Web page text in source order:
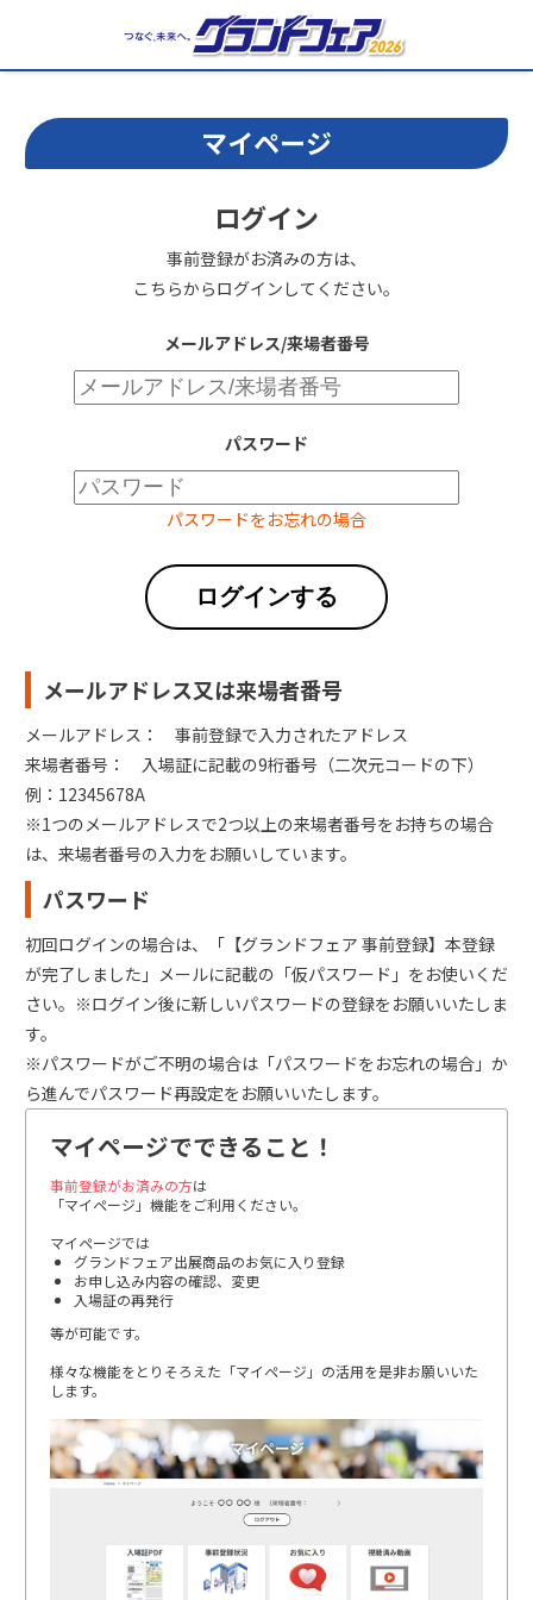
マイページ
ログイン
事前登録がお済みの方は、
こちらからログインしてください。
メールアドレス/来場者番号
パスワード
パスワードをお忘れの場合
ログインする
メールアドレス又は来場者番号
メールアドレス： 事前登録で入力されたアドレス
来場者番号： 入場証に記載の9桁番号（二次元コードの下）
例：12345678A
※1つのメールアドレスで2つ以上の来場者番号をお持ちの場合
は、来場者番号の入力をお願いしています。
パスワード
初回ログインの場合は、「【グランドフェア 事前登録】本登録
が完了しました」メールに記載の「仮パスワード」をお使いくだ
さい。※ログイン後に新しいパスワードの登録をお願いいたしま
す。
※パスワードがご不明の場合は「パスワードをお忘れの場合」か
ら進んでパスワード再設定をお願いいたします。
マイページでできること！
事前登録がお済みの方は
「マイページ」機能をご利用ください。
マイページでは
グランドフェア出展商品のお気に入り登録
お申し込み内容の確認、変更
入場証の再発行
等が可能です。
様々な機能をとりそろえた「マイページ」の活用を是非お願いいた
します。